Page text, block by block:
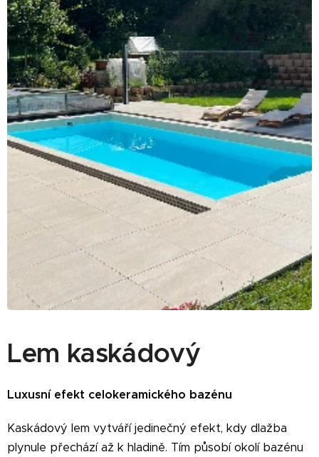
Lem kaskádový
Luxusní efekt celokeramického bazénu
Kaskádový lem vytváří jedinečný efekt, kdy dlažba
plynule přechází až k hladině. Tím působí okolí bazénu